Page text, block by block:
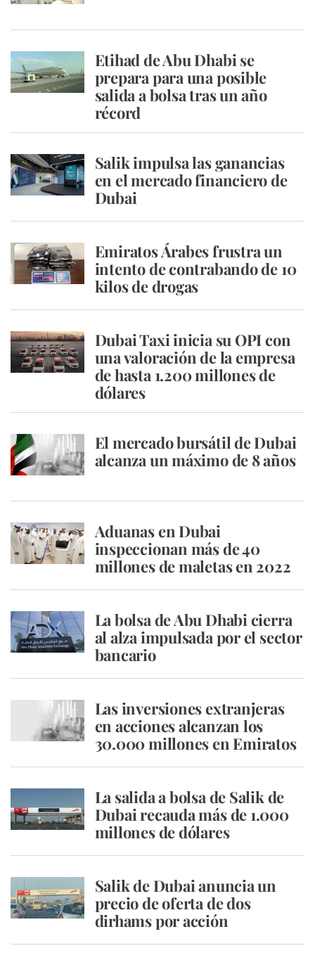
Etihad de Abu Dhabi se
prepara para una posible
salida a bolsa tras un año
récord
Salik impulsa las ganancias
en el mercado financiero de
Dubai
Emiratos Árabes frustra un
intento de contrabando de 10
kilos de drogas
Dubai Taxi inicia su OPI con
una valoración de la empresa
de hasta 1.200 millones de
dólares
El mercado bursátil de Dubai
alcanza un máximo de 8 años
Aduanas en Dubai
inspeccionan más de 40
millones de maletas en 2022
La bolsa de Abu Dhabi cierra
al alza impulsada por el sector
bancario
Las inversiones extranjeras
en acciones alcanzan los
30.000 millones en Emiratos
La salida a bolsa de Salik de
Dubai recauda más de 1.000
millones de dólares
Salik de Dubai anuncia un
precio de oferta de dos
dirhams por acción